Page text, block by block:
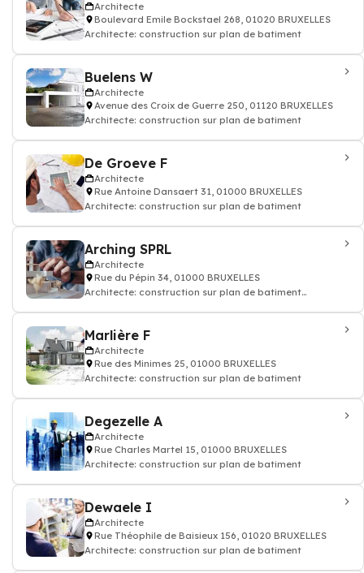
Architecte
Boulevard Emile Bockstael 268, 01020 BRUXELLES
Architecte: construction sur plan de batiment
Buelens W
Architecte
Avenue des Croix de Guerre 250, 01120 BRUXELLES
Architecte: construction sur plan de batiment
De Groeve F
Architecte
Rue Antoine Dansaert 31, 01000 BRUXELLES
Architecte: construction sur plan de batiment
Arching SPRL
Architecte
Rue du Pépin 34, 01000 BRUXELLES
Architecte: construction sur plan de batiment
Marlière F
Architecte
Rue des Minimes 25, 01000 BRUXELLES
Architecte: construction sur plan de batiment
Degezelle A
Architecte
Rue Charles Martel 15, 01000 BRUXELLES
Architecte: construction sur plan de batiment
Dewaele I
Architecte
Rue Théophile de Baisieux 156, 01020 BRUXELLES
Architecte: construction sur plan de batiment